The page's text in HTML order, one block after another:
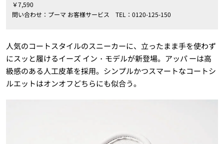
￥7,590
問い合わせ：プーマ お客様サービス TEL：0120-125-150
人気のコートスタイルのスニーカーに、立ったまま手を使わず
にスッと履けるイーズ イン・モデルが新登場。アッパ ーは高
級感のある人工皮革を採用。シンプルかつスマートなコートシ
ルエットはオンオフどちらにも似合う。